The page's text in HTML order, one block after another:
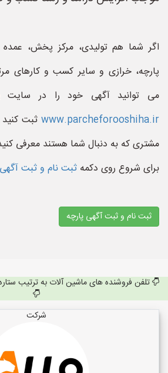
اگر شما هم تولیدی، مرکز پخش،
پارچه، خرازی و سایر کسب و کارهای
می توانید آگهی خود را در سایت
www.parcheforooshiha.ir ثبت
مشتری که به دنبال شما هستند معرفی
برای شروع روی دکمه ثبت نام و ثبت
ثبت نام و ثبت آگهی پارچه
تلفن فروشنده های ماشین آلات به ترتیب
شرکت